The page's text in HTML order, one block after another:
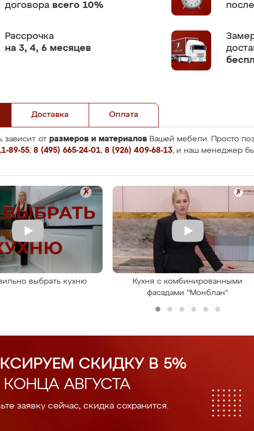
договора всего 10%
Рассрочка
на 3, 4, 6 месяцев
Доставка Оплата
зависит от размеров и материалов Вашей мебели. Просто
89-55, 8 (495) 665-24-01, 8 (926) 409-68-13, и наш менеджер
выбрать кухню
Кухня с комбинированными
фасадами "Монблан"
СКИДКУ В 5%
АВГУСТА
заявку сейчас, скидка сохранится.